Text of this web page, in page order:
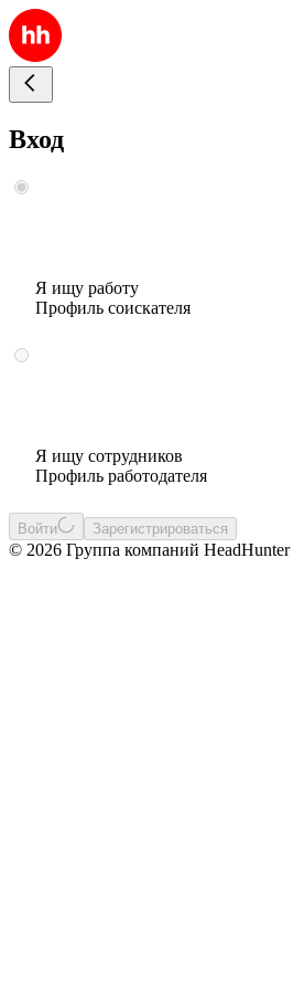
Вход
Я ищу работу
Профиль соискателя
Я ищу сотрудников
Профиль работодателя
Войти Зарегистрироваться
© 2026 Группа компаний HeadHunter